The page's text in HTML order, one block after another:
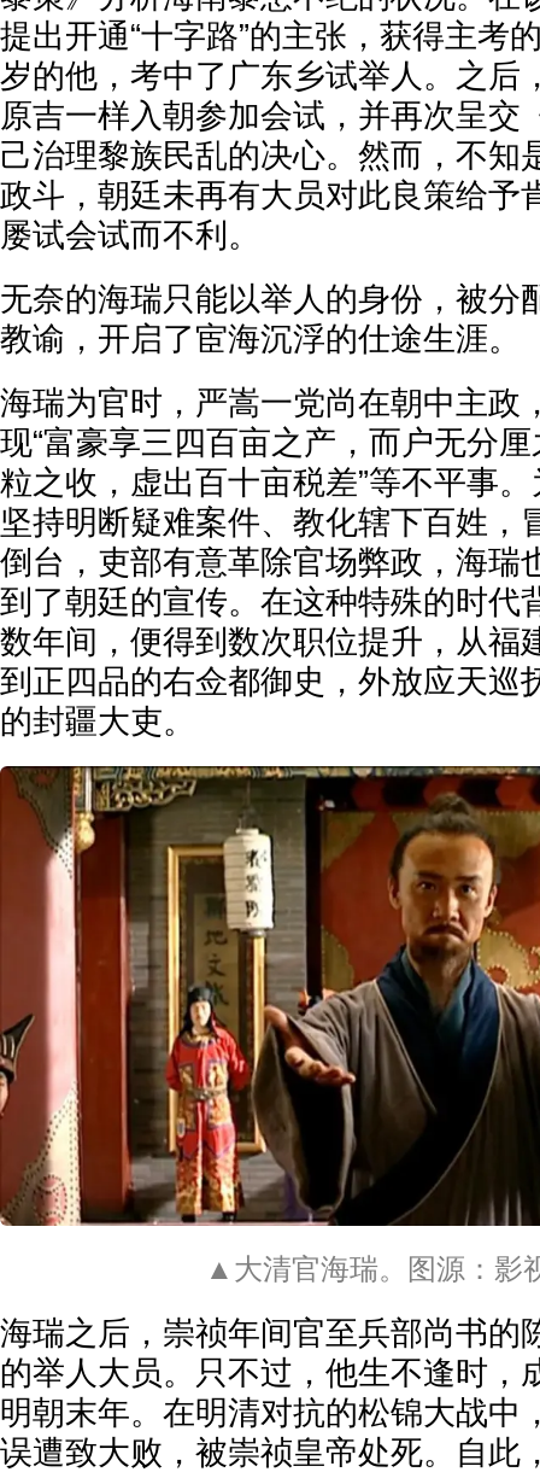
提出开通“十字路”的主张，获得主考
岁的他，考中了广东乡试举人。之后
原吉一样入朝参加会试，并再次呈交
己治理黎族民乱的决心。然而，不知
政斗，朝廷未再有大员对此良策给予
屡试会试而不利。
无奈的海瑞只能以举人的身份，被分
教谕，开启了宦海沉浮的仕途生涯。
海瑞为官时，严嵩一党尚在朝中主政
现“富豪享三四百亩之产，而户无分
粒之收，虚出百十亩税差”等不平事
坚持明断疑难案件、教化辖下百姓，
倒台，吏部有意革除官场弊政，海瑞
到了朝廷的宣传。在这种特殊的时代
数年间，便得到数次职位提升，从福
到正四品的右佥都御史，外放应天巡
的封疆大吏。
▲大清官海瑞。图源：影
海瑞之后，崇祯年间官至兵部尚书的
的举人大员。只不过，他生不逢时，
明朝末年。在明清对抗的松锦大战中
误遭致大败，被崇祯皇帝处死。自此